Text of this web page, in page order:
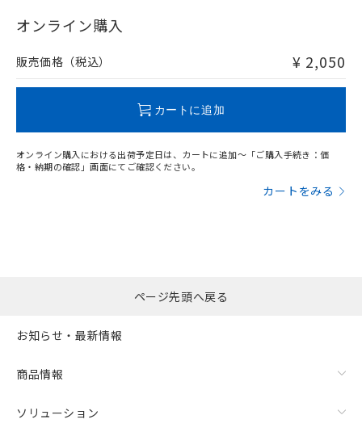
在庫等で未対応品が混在する可能性があります。
問い合わせください。
オンライン購入
販売価格（税込） ¥ 2,050
カートに追加
オンライン購入における出荷予定日は、カートに追加～「ご購入手続き：価
格・納期の確認」画面にてご確認ください。
カートをみる
ページ先頭へ戻る
お知らせ・最新情報
商品情報
ソリューション